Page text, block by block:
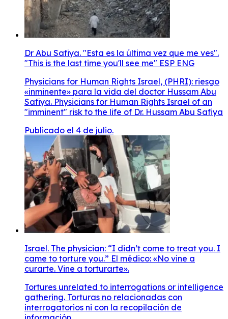
Dr Abu Safiya. "Esta es la última vez que me ves".
"This is the last time you'll see me" ESP ENG
Physicians for Human Rights Israel, (PHRI): riesgo
«inminente» para la vida del doctor Hussam Abu
Safiya. Physicians for Human Rights Israel of an
"imminent" risk to the life of Dr. Hussam Abu Safiya
Publicado el 4 de julio.
Israel. The physician: “I didn’t come to treat you. I
came to torture you.” El médico: «No vine a
curarte. Vine a torturarte».
Tortures unrelated to interrogations or intelligence
gathering. Torturas no relacionadas con
interrogatorios ni con la recopilación de